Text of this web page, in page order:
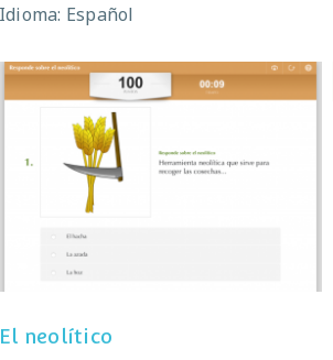
Idioma: Español
El neolítico
El neolítico